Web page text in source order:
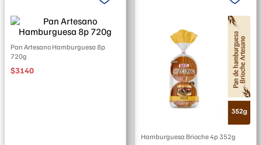
Pan Artesano Hamburguesa 8p
720g
$3140
Hamburguesa Brioche 4p 352g